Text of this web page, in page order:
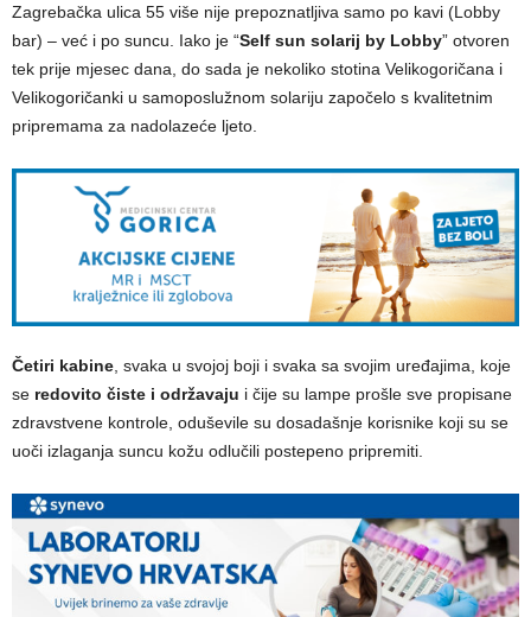
Zagrebačka ulica 55 više nije prepoznatljiva samo po kavi (Lobby
bar) – već i po suncu. Iako je “Self sun solarij by Lobby” otvoren
tek prije mjesec dana, do sada je nekoliko stotina Velikogoričana i
Velikogoričanki u samoposlužnom solariju započelo s kvalitetnim
pripremama za nadolazeće ljeto.
Četiri kabine, svaka u svojoj boji i svaka sa svojim uređajima, koje
se redovito čiste i održavaju i čije su lampe prošle sve propisane
zdravstvene kontrole, oduševile su dosadašnje korisnike koji su se
uoči izlaganja suncu kožu odlučili postepeno pripremiti.